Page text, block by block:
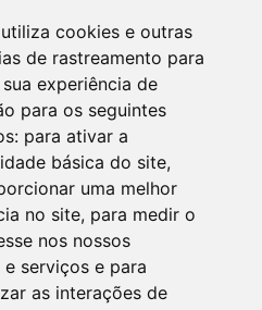
cookies e outras
de rastreamento para
experiência de
para os seguintes
para ativar a
básica do site,
uma melhor
no site, para medir o
nos nossos
serviços e para
as interações de
PÚBLICA
Padronização